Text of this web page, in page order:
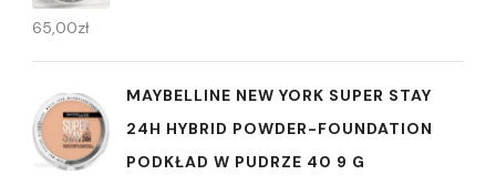
65,00zł
MAYBELLINE NEW YORK SUPER STAY
24H HYBRID POWDER-FOUNDATION
PODKŁAD W PUDRZE 40 9 G